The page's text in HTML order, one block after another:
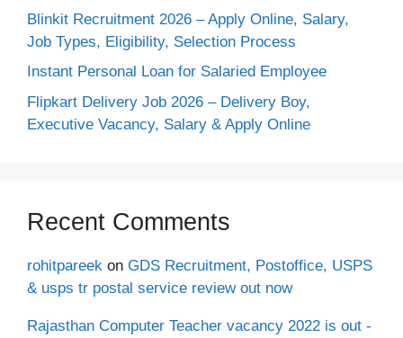
Blinkit Recruitment 2026 – Apply Online, Salary,
Job Types, Eligibility, Selection Process
Instant Personal Loan for Salaried Employee
Flipkart Delivery Job 2026 – Delivery Boy,
Executive Vacancy, Salary & Apply Online
Recent Comments
rohitpareek on GDS Recruitment, Postoffice, USPS
& usps tr postal service review out now
Rajasthan Computer Teacher vacancy 2022 is out -